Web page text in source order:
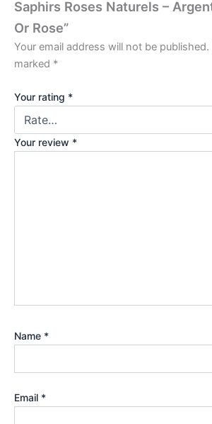
Saphirs Roses Naturels –
Or Rose”
Your email address will not be published.
marked *
Your rating *
Your review *
Name *
Email *